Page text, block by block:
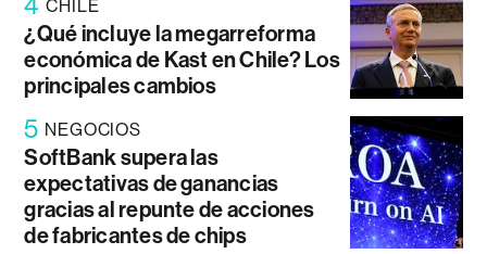
CHILE
¿Qué incluye la megarreforma
económica de Kast en Chile? Los
principales cambios
5 NEGOCIOS
SoftBank supera las
expectativas de ganancias
gracias al repunte de acciones
de fabricantes de chips